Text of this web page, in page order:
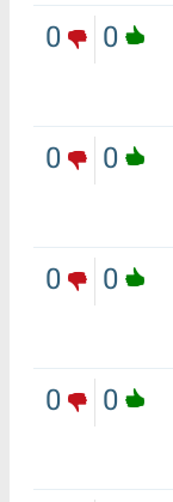
0
0
0
0
0
0
0
0